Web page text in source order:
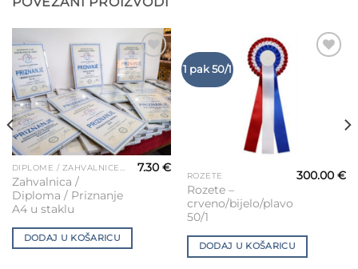
Add to
Wishlist
DIPLOME / ZAHVALNICE - PRINT - OKVIRI - MAPE
Zahvalnica /
Diploma / Priznanje
A4 u staklu
7.30€
DODAJ U KOŠARICU
1 pak 50/1
ROZETE
Rozete –
crveno/bijelo/plavo
50/1
300.00€
DODAJ U KOŠARICU